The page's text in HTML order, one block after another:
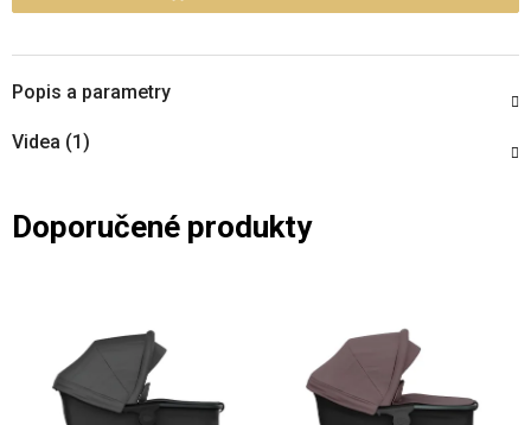
Popis a parametry
Videa (1)
Doporučené produkty